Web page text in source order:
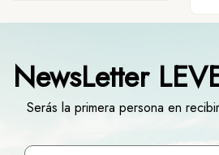
NewsLetter
Serás la primera persona en